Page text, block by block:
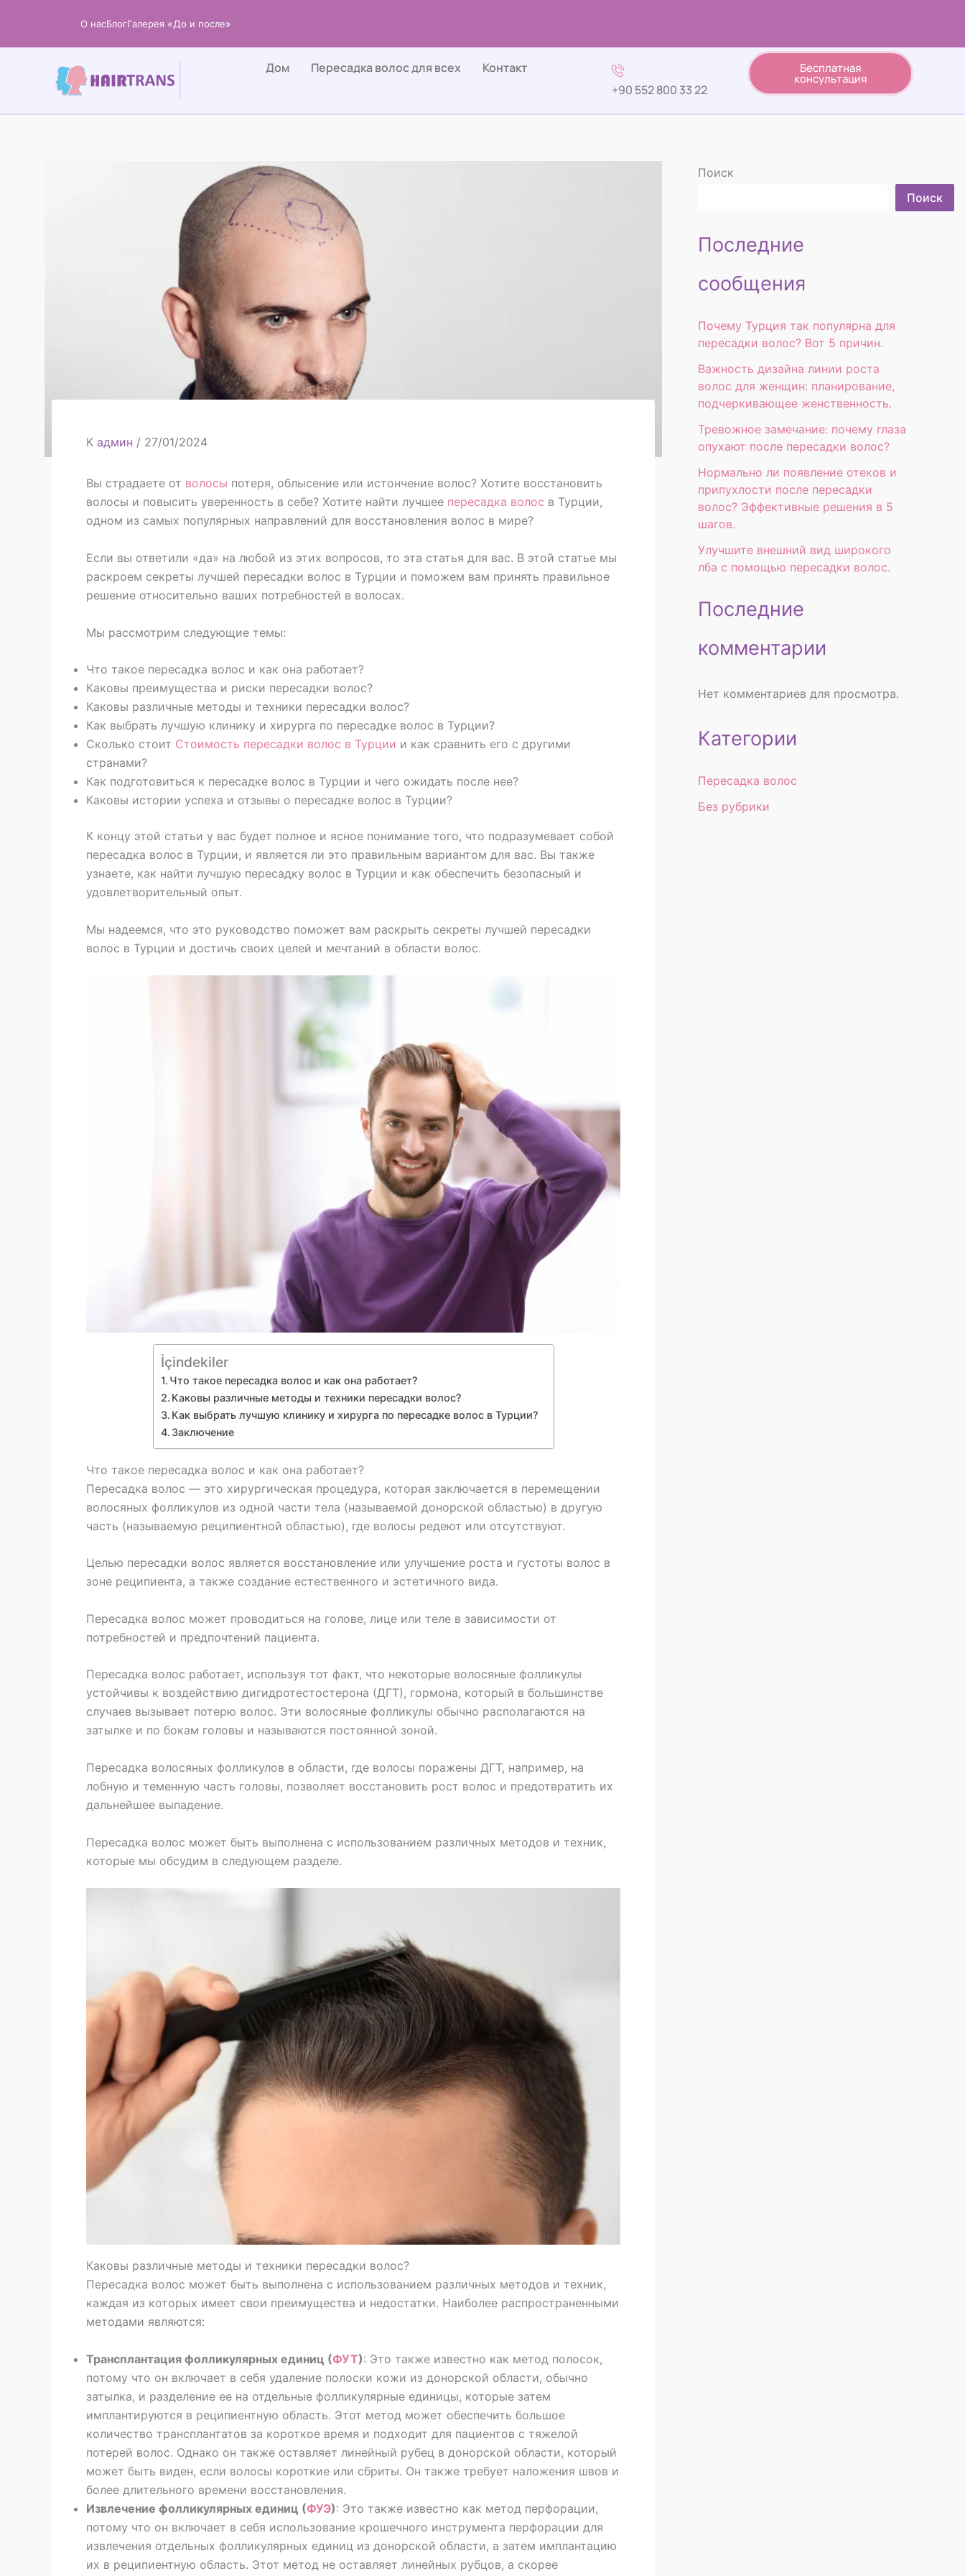
содержанию
О насБлогГалерея «До и после»
Дом Пересадка волос для всех
Контакт
+90 552 800 33 22
Бесплатная
консультация
К админ / 27/01/2024
Вы страдаете от волосы потеря, облысение или истончение волос? Хотите восстановить
волосы и повысить уверенность в себе? Хотите найти лучшее пересадка волос в Турции,
одном из самых популярных направлений для восстановления волос в мире?
Если вы ответили «да» на любой из этих вопросов, то эта статья для вас. В этой статье мы
раскроем секреты лучшей пересадки волос в Турции и поможем вам принять правильное
решение относительно ваших потребностей в волосах.
Мы рассмотрим следующие темы:
Что такое пересадка волос и как она работает?
Каковы преимущества и риски пересадки волос?
Каковы различные методы и техники пересадки волос?
Как выбрать лучшую клинику и хирурга по пересадке волос в Турции?
Сколько стоит Стоимость пересадки волос в Турции и как сравнить его с другими
странами?
Как подготовиться к пересадке волос в Турции и чего ожидать после нее?
Каковы истории успеха и отзывы о пересадке волос в Турции?
К концу этой статьи у вас будет полное и ясное понимание того, что подразумевает собой
пересадка волос в Турции, и является ли это правильным вариантом для вас. Вы также
узнаете, как найти лучшую пересадку волос в Турции и как обеспечить безопасный и
удовлетворительный опыт.
Мы надеемся, что это руководство поможет вам раскрыть секреты лучшей пересадки
волос в Турции и достичь своих целей и мечтаний в области волос.
İçindekiler
Что такое пересадка волос и как она работает?
Каковы различные методы и техники пересадки волос?
Как выбрать лучшую клинику и хирурга по пересадке волос в Турции?
Заключение
Что такое пересадка волос и как она работает?
Пересадка волос — это хирургическая процедура, которая заключается в перемещении
волосяных фолликулов из одной части тела (называемой донорской областью) в другую
часть (называемую реципиентной областью), где волосы редеют или отсутствуют.
Целью пересадки волос является восстановление или улучшение роста и густоты волос в
зоне реципиента, а также создание естественного и эстетичного вида.
Пересадка волос может проводиться на голове, лице или теле в зависимости от
потребностей и предпочтений пациента.
Пересадка волос работает, используя тот факт, что некоторые волосяные фолликулы
устойчивы к воздействию дигидротестостерона (ДГТ), гормона, который в большинстве
случаев вызывает потерю волос. Эти волосяные фолликулы обычно располагаются на
затылке и по бокам головы и называются постоянной зоной.
Пересадка волосяных фолликулов в области, где волосы поражены ДГТ, например, на
лобную и теменную часть головы, позволяет восстановить рост волос и предотвратить их
дальнейшее выпадение.
Пересадка волос может быть выполнена с использованием различных методов и техник,
которые мы обсудим в следующем разделе.
Каковы различные методы и техники пересадки волос?
Пересадка волос может быть выполнена с использованием различных методов и техник,
каждая из которых имеет свои преимущества и недостатки. Наиболее распространенными
методами являются:
Трансплантация фолликулярных единиц (ФУТ): Это также известно как метод полосок,
потому что он включает в себя удаление полоски кожи из донорской области, обычно
затылка, и разделение ее на отдельные фолликулярные единицы, которые затем
имплантируются в реципиентную область. Этот метод может обеспечить большое
количество трансплантатов за короткое время и подходит для пациентов с тяжелой
потерей волос. Однако он также оставляет линейный рубец в донорской области, который
может быть виден, если волосы короткие или сбриты. Он также требует наложения швов и
более длительного времени восстановления.
Извлечение фолликулярных единиц (ФУЭ): Это также известно как метод перфорации,
потому что он включает в себя использование крошечного инструмента перфорации для
извлечения отдельных фолликулярных единиц из донорской области, а затем имплантацию
их в реципиентную область. Этот метод не оставляет линейных рубцов, а скорее
Поиск
Поиск
Последние
сообщения
Почему Турция так популярна для
пересадки волос? Вот 5 причин.
Важность дизайна линии роста
волос для женщин: планирование,
подчеркивающее женственность.
Тревожное замечание: почему глаза
опухают после пересадки волос?
Нормально ли появление отеков и
припухлости после пересадки
волос? Эффективные решения в 5
шагов.
Улучшите внешний вид широкого
лба с помощью пересадки волос.
Последние
комментарии
Нет комментариев для просмотра.
Категории
Пересадка волос
Без рубрики